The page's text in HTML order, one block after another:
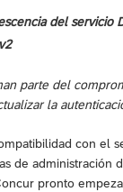
del servicio
parte del
la
con el
de administración
pronto